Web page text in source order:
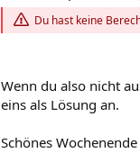
Du hast keine
Wenn du also nicht
eins als Lösung an.
Schönes Wochenende